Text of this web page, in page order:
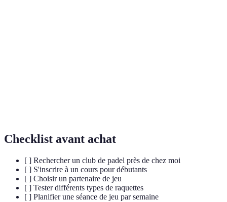
Checklist avant achat
[ ] Rechercher un club de padel près de chez moi
[ ] S'inscrire à un cours pour débutants
[ ] Choisir un partenaire de jeu
[ ] Tester différents types de raquettes
[ ] Planifier une séance de jeu par semaine